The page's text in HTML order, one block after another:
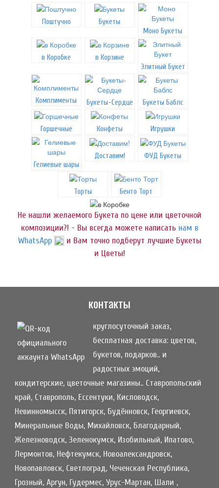
Поштучно
Букеты
Моно Букеты
в Коробке
в Корзине
Элитный Букет
Комплименты Букеты-Сердце Букеты Баблс
Горшечные Конфеты Игрушки
Гелиевые шары
Доставим! ФУД Букеты
Торты Бенто Торт
Не нашли желаемого Букета по цене или цветочной
композиции?! - Вы всегда можете написать нам в
WhatsApp
и Вам точно подберут лучшие Букеты
и Цветы!
контакты
круглосуточный заказ,
бесплатная доставка: цветов,
букетов, подарков.. и
радостных эмоций,
кондитерские, цветочные магазины.. Ставропольский
край, Ставрополь, Ессентуки, Кисловодск,
Невинномысск, Пятигорск, Будённовск, Георгиевск,
Минеральные Воды, Михайловск, Благодарный,
Железноводск, Зеленокумск, Изобильный, Ипатово,
Лермонтов, Нефтекумск, Новоалександровск,
Новопавловск, Светлоград, Чеченская Республика,
Грозный, Аргун, Гудермес, Урус-Мартан, Шали ,